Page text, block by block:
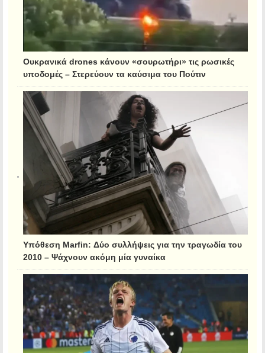
Ουκρανικά drones κάνουν «σουρωτήρι» τις ρωσικές
υποδομές – Στερεύουν τα καύσιμα του Πούτιν
Υπόθεση Marfin: Δύο συλλήψεις για την τραγωδία του
2010 – Ψάχνουν ακόμη μία γυναίκα